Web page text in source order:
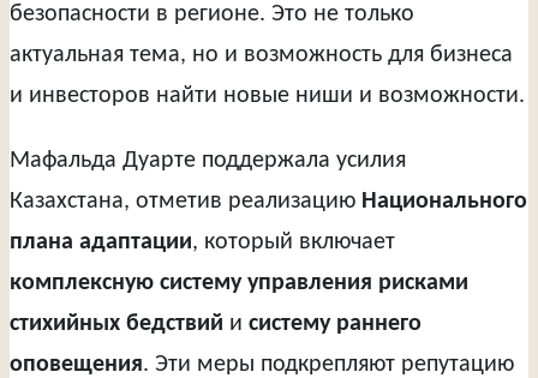
безопасности в регионе. Это не только
актуальная тема, но и возможность для бизнеса
и инвесторов найти новые ниши и возможности.
Мафальда Дуарте поддержала усилия
Казахстана, отметив реализацию Национального
плана адаптации, который включает
комплексную систему управления рисками
стихийных бедствий и систему раннего
оповещения. Эти меры подкрепляют репутацию